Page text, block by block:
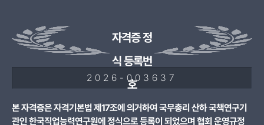
자격증 정
식 등록번
호
2026-003637
본 자격증은 자격기본법 제17조에 의거하여 국무총리 산하 국책연구기
관인 한국직업능력연구원에 정식으로 등록이 되었으며 협회 운영규정